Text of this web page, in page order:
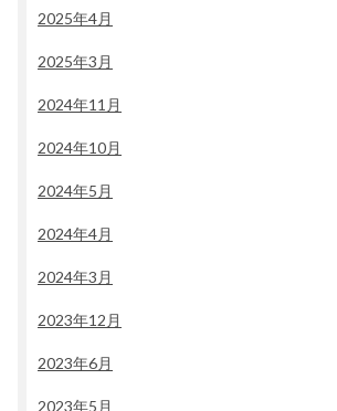
2025年4月
2025年3月
2024年11月
2024年10月
2024年5月
2024年4月
2024年3月
2023年12月
2023年6月
2023年5月